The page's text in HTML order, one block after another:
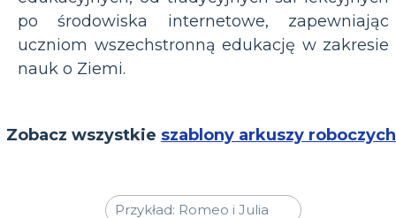
po środowiska internetowe, zapewniając
uczniom wszechstronną edukację w zakresie
nauk o Ziemi.
Zobacz wszystkie szablony arkuszy roboczych